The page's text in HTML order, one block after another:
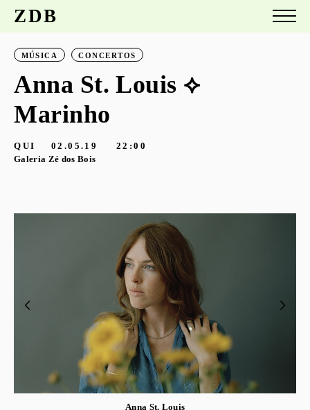
ZDB
MÚSICA CONCERTOS
Anna St. Louis ⟡
Marinho
QUI 02.05.19
22:00
Galeria Zé dos Bois
Anna St. Louis